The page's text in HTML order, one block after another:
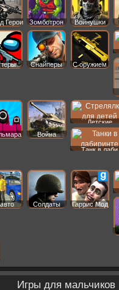
Герои Зомботрон Войнушки
Снайперы С оружием
Война
Детские
Танк в лаби
Солдаты Гаррис Мод
Игры для мальчиков